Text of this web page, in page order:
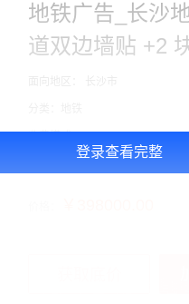
登录查看完整
地铁广告_长沙
道双边墙贴 +2